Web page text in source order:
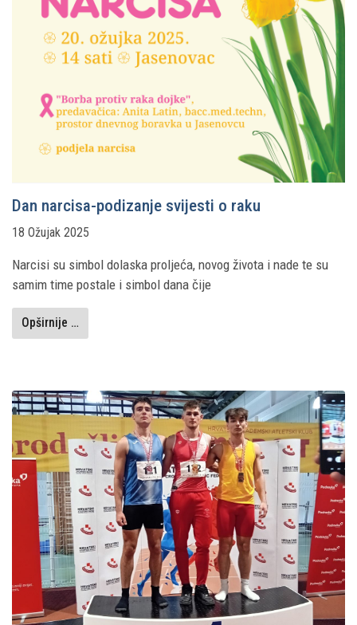
Dan narcisa-podizanje svijesti o raku
18 Ožujak 2025
Narcisi su simbol dolaska proljeća, novog života i nade te su
samim time postale i simbol dana čije
Opširnije …